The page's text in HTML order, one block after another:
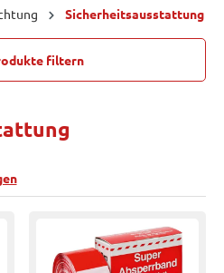
Sicherheitsausstattung
filtern